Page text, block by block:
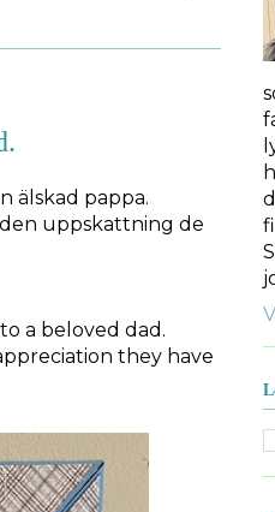
älskad pappa.
uppskattning de
a beloved dad.
they have